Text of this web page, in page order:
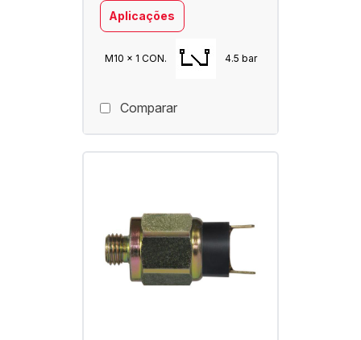
Aplicações
M10 x 1 CON. 4.5 bar
Comparar